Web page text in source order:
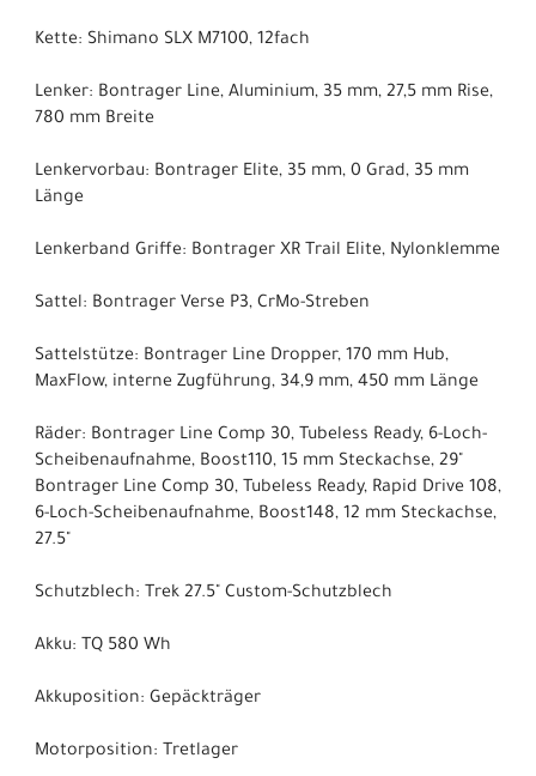
Kette: Shimano SLX M7100, 12fach
Lenker: Bontrager Line, Aluminium, 35 mm, 27,5 mm Rise,
780 mm Breite
Lenkervorbau: Bontrager Elite, 35 mm, 0 Grad, 35 mm
Länge
Lenkerband Griffe: Bontrager XR Trail Elite, Nylonklemme
Sattel: Bontrager Verse P3, CrMo-Streben
Sattelstütze: Bontrager Line Dropper, 170 mm Hub,
MaxFlow, interne Zugführung, 34,9 mm, 450 mm Länge
Räder: Bontrager Line Comp 30, Tubeless Ready, 6-Loch-
Scheibenaufnahme, Boost110, 15 mm Steckachse, 29"
Bontrager Line Comp 30, Tubeless Ready, Rapid Drive 108,
6-Loch-Scheibenaufnahme, Boost148, 12 mm Steckachse,
27.5"
Schutzblech: Trek 27.5" Custom-Schutzblech
Akku: TQ 580 Wh
Akkuposition: Gepäckträger
Motorposition: Tretlager